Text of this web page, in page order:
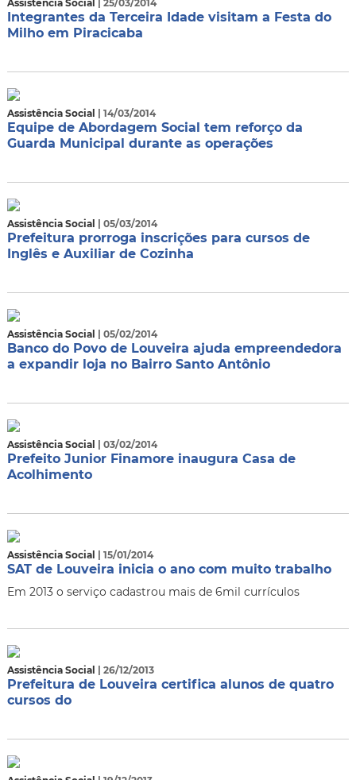
Assistência Social | 25/03/2014
Integrantes da Terceira Idade visitam a Festa do
Milho em Piracicaba
Assistência Social | 14/03/2014
Equipe de Abordagem Social tem reforço da
Guarda Municipal durante as operações
Assistência Social | 05/03/2014
Prefeitura prorroga inscrições para cursos de
Inglês e Auxiliar de Cozinha
Assistência Social | 05/02/2014
Banco do Povo de Louveira ajuda empreendedora
a expandir loja no Bairro Santo Antônio
Assistência Social | 03/02/2014
Prefeito Junior Finamore inaugura Casa de
Acolhimento
Assistência Social | 15/01/2014
SAT de Louveira inicia o ano com muito trabalho
Em 2013 o serviço cadastrou mais de 6mil currículos
Assistência Social | 26/12/2013
Prefeitura de Louveira certifica alunos de quatro
cursos do